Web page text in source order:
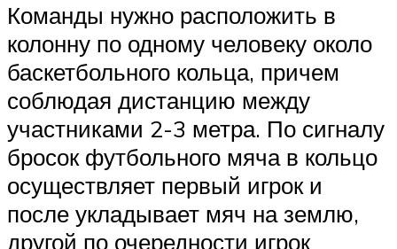
Команды нужно расположить в
колонну по одному человеку около
баскетбольного кольца, причем
соблюдая дистанцию между
участниками 2-3 метра. По сигналу
бросок футбольного мяча в кольцо
осуществляет первый игрок и
после укладывает мяч на землю,
другой по очередности игрок